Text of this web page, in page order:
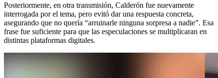
Posteriormente, en otra transmisión, Calderón fue nuevamente
interrogada por el tema, pero evitó dar una respuesta concreta,
asegurando que no quería “arruinarle ninguna sorpresa a nadie”. Esa
frase fue suficiente para que las especulaciones se multiplicaran en
distintas plataformas digitales.